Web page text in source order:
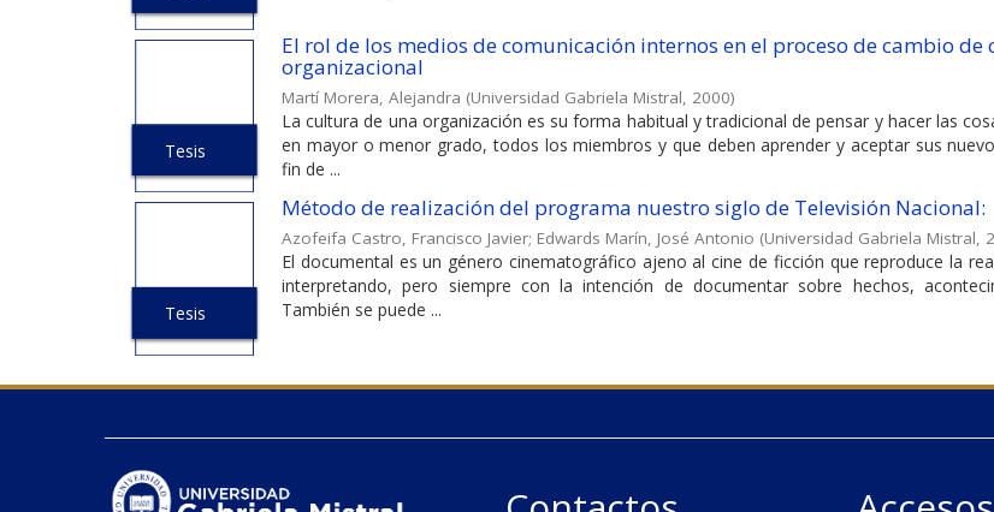
Tesis
El rol de los medios de comunicación internos en el proceso de cambio de
organizacional
Martí Morera, Alejandra (Universidad Gabriela Mistral, 2000)
La cultura de una organización es su forma habitual y tradicional de pensar y hacer las
en mayor o menor grado, todos los miembros y que deben aprender y aceptar sus
fin de ...
Tesis
Método de realización del programa nuestro siglo de Televisión Nacional:
Azofeifa Castro, Francisco Javier; Edwards Marín, José Antonio (Universidad Gabriela Mistral,
El documental es un género cinematográfico ajeno al cine de ficción que reproduce la
interpretando, pero siempre con la intención de documentar sobre hechos,
También se puede ...